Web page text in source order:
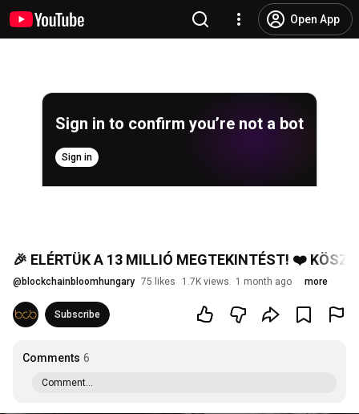
Open App
Sign in to confirm you’re not a bot
Sign in
🎉 ELÉRTÜK A 13 MILLIÓ MEGTEKINTÉST! ❤️
@ blockchainbloomhungary 75 likes 1.7K views 1 month ago more
Subscribe
Comments 6
Comment...